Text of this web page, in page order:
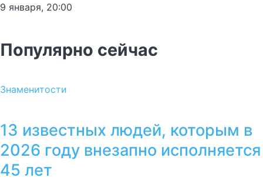
9 января, 20:00
Популярно сейчас
Знаменитости
13 известных людей, которым в
2026 году внезапно исполняется
45 лет